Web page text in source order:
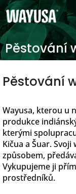
Přejít
na
obsah
Pěstování
Pěstování
Wayusa, kterou u
produkce
kterými
Kičua a Šuar.
způsobem,
Vykupujeme ji
prostředníků.